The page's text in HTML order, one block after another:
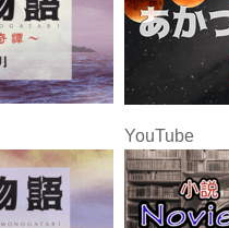
YouTube